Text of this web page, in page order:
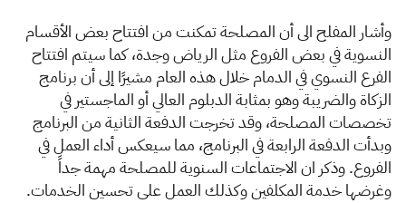
وأشار المفلح الى أن المصلحة تمكنت من افتتاح بعض الأقسام
النسوية في بعض الفروع مثل الرياض وجدة، كما سيتم افتتاح
الفرع النسوي في الدمام خلال هذه العام مشيرًا إلى أن برنامج
الزكاة والضريبة وهو بمثابة الدبلوم العالي أو الماجستير في
تخصصات المصلحة، وقد تخرجت الدفعة الثانية من البرنامج
وبدأت الدفعة الرابعة في البرنامج، مما سيعكس أداء العمل في
الفروع. وذكر ان الاجتماعات السنوية للمصلحة مهمة جداً
وغرضها خدمة المكلفين وكذلك العمل على تحسين الخدمات.